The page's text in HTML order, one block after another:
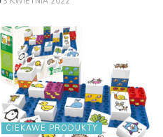
CIEKAWE PRODUKTY